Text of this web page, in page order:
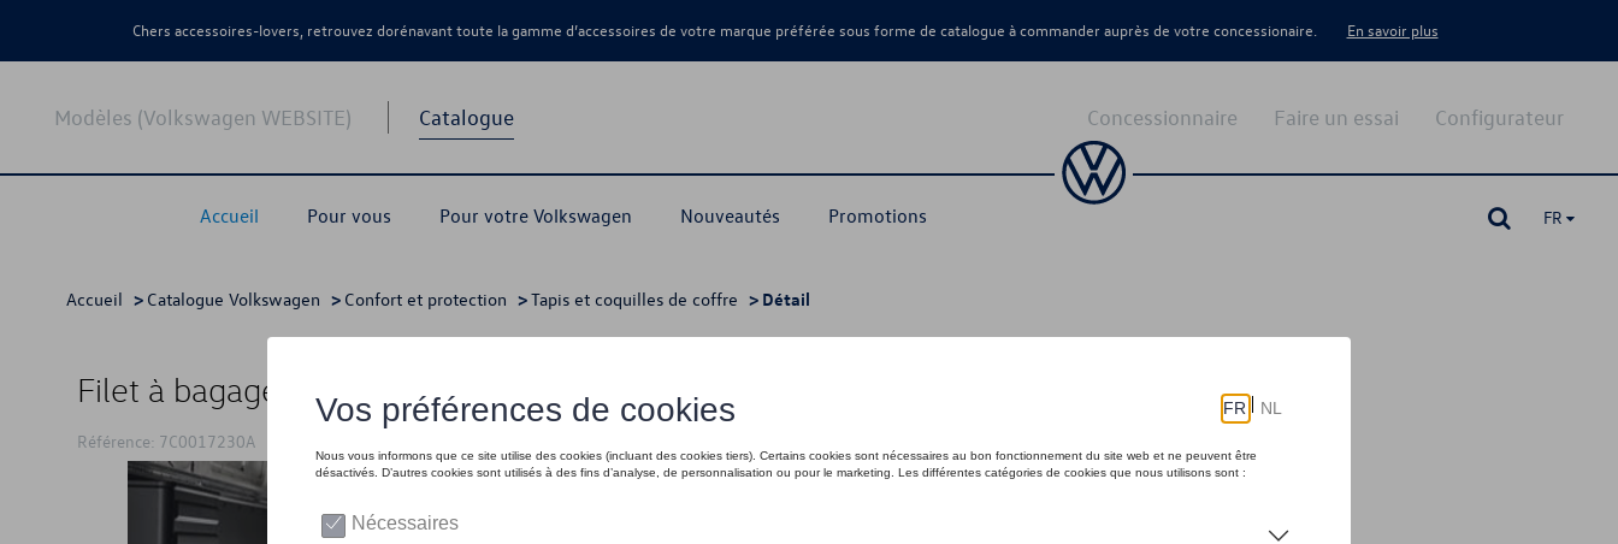
Chers accessoires-lovers, retrouvez dorénavant toute la gamme d’accessoires de votre marque préférée sous forme de catalogue à commander auprès de votre concessionaire. En savoir plus
Modèles (Volkswagen WEBSITE) Catalogue
Accueil Pour vous Pour votre Volkswagen Nouveautés Promotions
Configurateur
Faire un essai
Concessionnaire
FR
Accueil > Catalogue Volkswagen > Confort et protection >Tapis et coquilles de coffre > Détail
Filet à bagages, Filet de sécurisation ProSafe 1775 x 1150mm
Référence: 7C0017230A